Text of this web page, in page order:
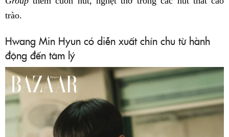
trào.
Hwang Min Hyun có diễn xuất chỉn chu từ hành
động đến tâm lý